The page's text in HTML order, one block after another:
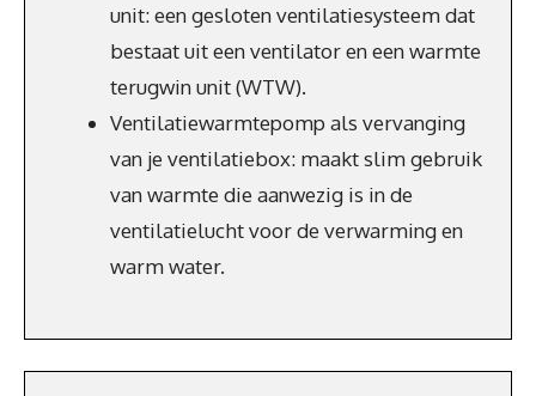
unit: een gesloten ventilatiesysteem dat
bestaat uit een ventilator en een warmte
terugwin unit (WTW).
Ventilatiewarmtepomp als vervanging
van je ventilatiebox: maakt slim gebruik
van warmte die aanwezig is in de
ventilatielucht voor de verwarming en
warm water.